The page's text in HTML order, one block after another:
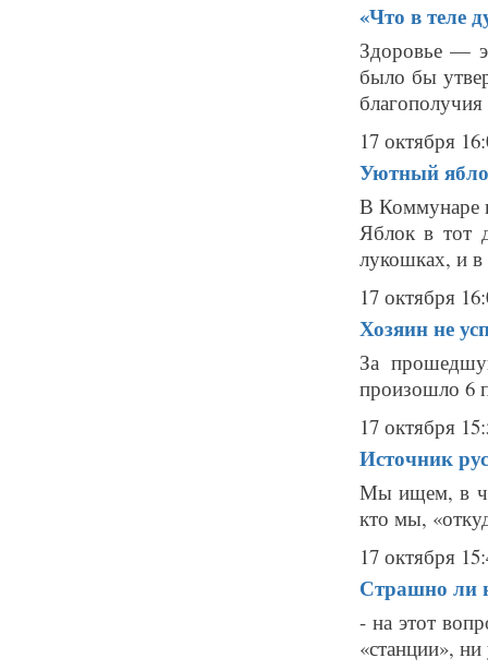
«Что в теле
Здоровье —
было бы
17 октября
Уютный
В Коммунаре
Яблок в тот
лукошках, и
17 октября
Хозяин не
За
произошло 6
17 октября
Источник
Мы ищем, в
кто мы,
17 октября
Страшно ли
- на этот
«станции»,